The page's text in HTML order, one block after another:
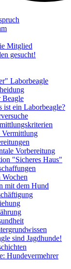
Mitglied
gesucht!
Laborbeagle
Beagle
ist ein Laborbeagle?
Vermittlung
Vorbereitung
"Sicheres Haus"
Wochen
mit dem Hund
sind Jagdhunde!
Hundevermehrer